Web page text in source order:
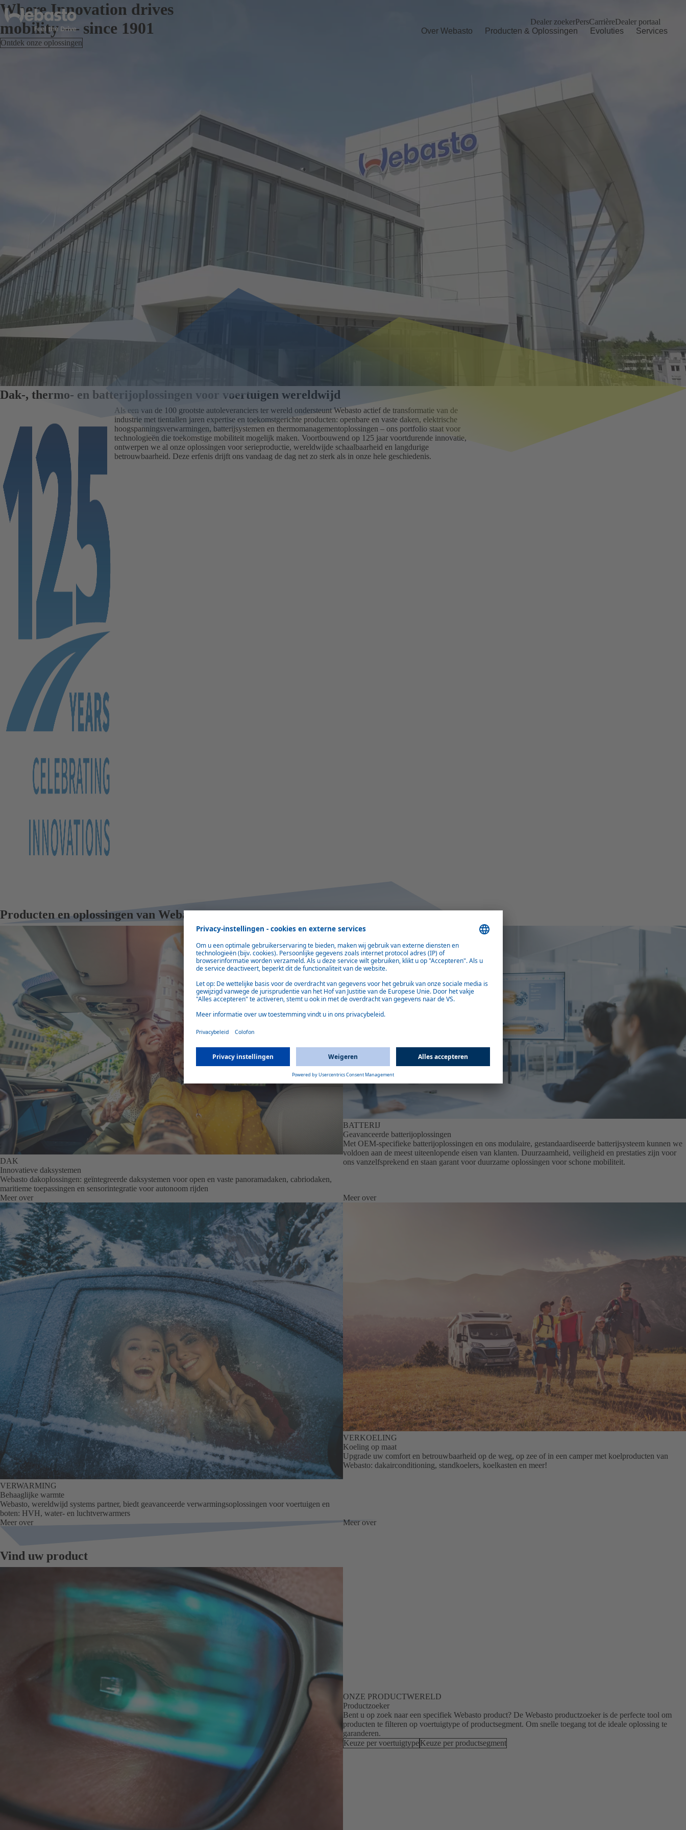
Over Webasto Producten & Oplossingen Evoluties Services
Dealer zoekerPersCarrièreDealer portaal
Where Innovation drives
mobility — since 1901
Ontdek onze oplossingen
Dak-, thermo- en batterijoplossingen voor voertuigen wereldwijd
Als een van de 100 grootste autoleveranciers ter wereld ondersteunt Webasto actief de transformatie van de
industrie met tientallen jaren expertise en toekomstgerichte producten: openbare en vaste daken, elektrische
hoogspanningsverwarmingen, batterijsystemen en thermomanagementoplossingen – ons portfolio staat voor
technologieën die toekomstige mobiliteit mogelijk maken. Voortbouwend op 125 jaar voortdurende innovatie,
ontwerpen we al onze oplossingen voor serieproductie, wereldwijde schaalbaarheid en langdurige
betrouwbaarheid. Deze erfenis drijft ons vandaag de dag net zo sterk als in onze hele geschiedenis.
Producten en oplossingen van Webasto
DAK
Innovatieve daksystemen
Webasto dakoplossingen: geïntegreerde daksystemen voor open en vaste panoramadaken, cabriodaken,
maritieme toepassingen en sensorintegratie voor autonoom rijden
Meer over
BATTERIJ
Geavanceerde batterijoplossingen
Met OEM-specifieke batterijoplossingen en ons modulaire, gestandaardiseerde batterijsysteem kunnen we
voldoen aan de meest uiteenlopende eisen van klanten. Duurzaamheid, veiligheid en prestaties zijn voor
ons vanzelfsprekend en staan garant voor duurzame oplossingen voor schone mobiliteit.
Meer over
VERWARMING
Behaaglijke warmte
Webasto, wereldwijd systems partner, biedt geavanceerde verwarmingsoplossingen voor voertuigen en
boten: HVH, water- en luchtverwarmers
Meer over
VERKOELING
Koeling op maat
Upgrade uw comfort en betrouwbaarheid op de weg, op zee of in een camper met koelproducten van
Webasto: dakairconditioning, standkoelers, koelkasten en meer!
Meer over
Vind uw product
ONZE PRODUCTWERELD
Productzoeker
Bent u op zoek naar een specifiek Webasto product? De Webasto productzoeker is de perfecte tool om
producten te filteren op voertuigtype of productsegment. Om snelle toegang tot de ideale oplossing te
garanderen.
Keuze per voertuigtypeKeuze per productsegment